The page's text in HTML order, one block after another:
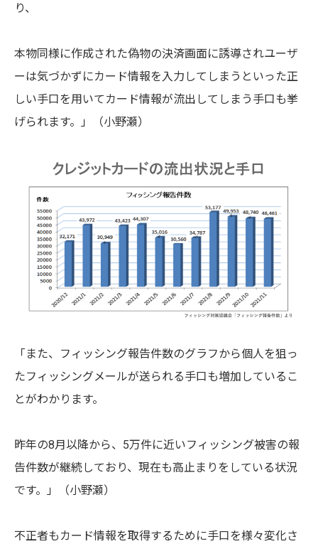
り、
本物同様に作成された偽物の決済画面に誘導されユーザ
ーは気づかずにカード情報を入力してしまうといった正
しい手口を用いてカード情報が流出してしまう手口も挙
げられます。」
（小野瀬）
「また、フィッシング報告件数のグラフから個人を狙っ
たフィッシングメールが送られる手口も増加しているこ
とがわかります。
昨年の8月以降から、5万件に近いフィッシング被害の報
告件数が継続しており、現在も高止まりをしている状況
です。」
（小野瀬）
不正者もカード情報を取得するために手口を様々変化さ